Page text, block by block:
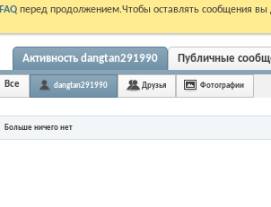
FAQ перед продолжением.Чтобы оставлять сообщения
Активность dangtan291990 Публичные
Все dangtan291990 Друзья Фотографии
Больше ничего нет